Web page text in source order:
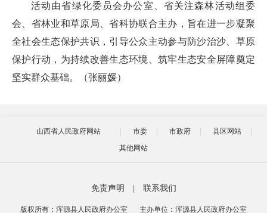
活动由省绿化委员会办公室、省关注森林活动组委
会、省林业和草原局、省科协联合主办，旨在进一步凝聚
全社会生态保护共识，引导公众主动参与防沙治沙、草原
保护行动，为持续改善生态环境、筑牢生态安全屏障奠定
坚实群众基础。（张丽媛）
山西省人民政府网站 市委 市政府
县区网站
其他网站
免责声明 联系我们
版权所有：浑源县人民政府办公室 主办单位：浑源县人民政府办公室